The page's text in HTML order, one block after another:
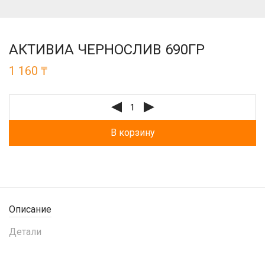
АКТИВИА ЧЕРНОСЛИВ 690ГР
1 160 ₸
В корзину
Описание
Детали